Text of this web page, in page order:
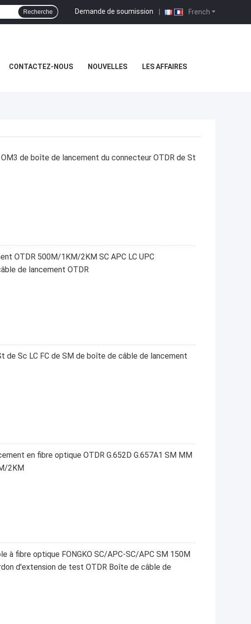
French
Demande de soumission |
Recherche
CONTACTEZ-NOUS NOUVELLES LES AFFAIRES
de boîte de lancement du connecteur OTDR de St
OTDR 500M/1KM/2KM SC APC LC UPC
de lancement OTDR
de Sc LC FC de SM de boîte de câble de lancement
en fibre optique OTDR G.652D G.657A1 SM MM
2KM
à fibre optique FONGKO SC/APC-SC/APC SM 150M
d'extension de test OTDR Boîte de câble de